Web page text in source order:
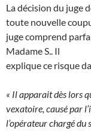
La décision du juge
toute nouvelle
juge comprend
Madame S.. Il
explique ce risque
« Il apparait dès lors
vexatoire, causé par
l’opérateur chargé du